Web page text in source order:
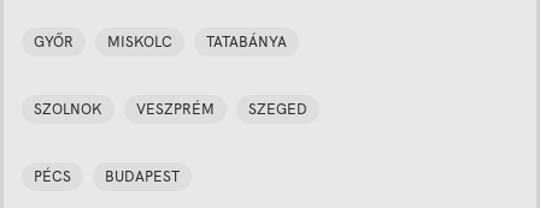
GYŐR MISKOLC TATABÁNYA
SZOLNOK VESZPRÉM SZEGED
PÉCS BUDAPEST